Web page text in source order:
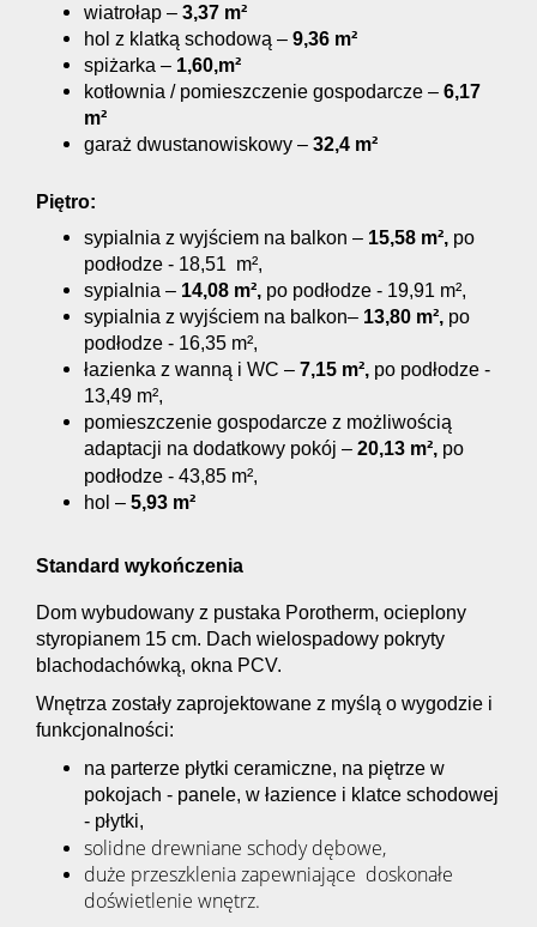
wiatrołap – 3,37 m²
hol z klatką schodową – 9,36 m²
spiżarka – 1,60,m²
kotłownia / pomieszczenie gospodarcze – 6,17
m²
garaż dwustanowiskowy – 32,4 m²
Piętro:
sypialnia z wyjściem na balkon – 15,58 m², po
podłodze - 18,51 m²,
sypialnia – 14,08 m², po podłodze - 19,91 m²,
sypialnia z wyjściem na balkon– 13,80 m², po
podłodze - 16,35 m²,
łazienka z wanną i WC – 7,15 m², po podłodze -
13,49 m²,
pomieszczenie gospodarcze z możliwością
adaptacji na dodatkowy pokój – 20,13 m², po
podłodze - 43,85 m²,
hol – 5,93 m²
Standard wykończenia
Dom wybudowany z pustaka Porotherm, ocieplony
styropianem 15 cm. Dach wielospadowy pokryty
blachodachówką, okna PCV.
Wnętrza zostały zaprojektowane z myślą o wygodzie i
funkcjonalności:
na parterze płytki ceramiczne, na piętrze w
pokojach - panele, w łazience i klatce schodowej
- płytki,
solidne drewniane schody dębowe,
duże przeszklenia zapewniające doskonałe
doświetlenie wnętrz.